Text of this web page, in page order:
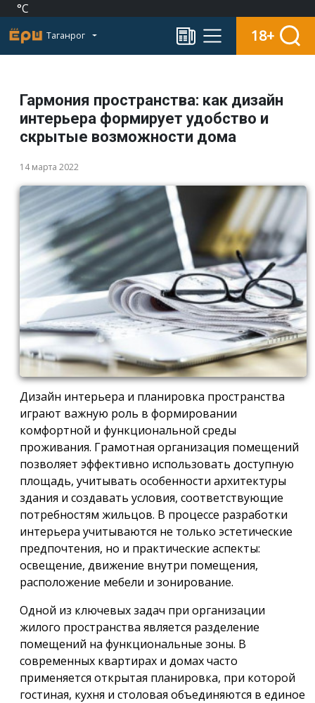
°C
Таганрог 18+
Гармония пространства: как дизайн
интерьера формирует удобство и
скрытые возможности дома
14 марта 2022
Дизайн интерьера и планировка пространства
играют важную роль в формировании
комфортной и функциональной среды
проживания. Грамотная организация помещений
позволяет эффективно использовать доступную
площадь, учитывать особенности архитектуры
здания и создавать условия, соответствующие
потребностям жильцов. В процессе разработки
интерьера учитываются не только эстетические
предпочтения, но и практические аспекты:
освещение, движение внутри помещения,
расположение мебели и зонирование.
Одной из ключевых задач при организации
жилого пространства является разделение
помещений на функциональные зоны. В
современных квартирах и домах часто
применяется открытая планировка, при которой
гостиная, кухня и столовая объединяются в единое